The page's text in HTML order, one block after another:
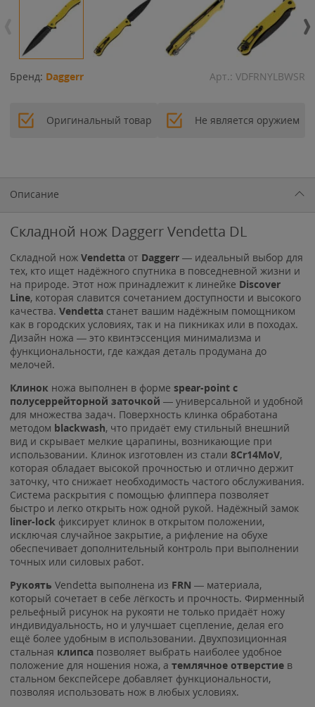
Бренд: Daggerr Арт.: VDFRNYLBWSR
Оригинальный товар Не является оружием
Описание
Складной нож Daggerr Vendetta DL
Складной нож Vendetta от Daggerr — идеальный выбор для
тех, кто ищет надёжного спутника в повседневной жизни и
на природе. Этот нож принадлежит к линейке Discover
Line, которая славится сочетанием доступности и высокого
качества. Vendetta станет вашим надёжным помощником
как в городских условиях, так и на пикниках или в походах.
Дизайн ножа — это квинтэссенция минимализма и
функциональности, где каждая деталь продумана до
мелочей.
Клинок ножа выполнен в форме spear-point с
полусеррейторной заточкой — универсальной и удобной
для множества задач. Поверхность клинка обработана
методом blackwash, что придаёт ему стильный внешний
вид и скрывает мелкие царапины, возникающие при
использовании. Клинок изготовлен из стали 8Cr14MoV,
которая обладает высокой прочностью и отлично держит
заточку, что снижает необходимость частого обслуживания.
Система раскрытия с помощью флиппера позволяет
быстро и легко открыть нож одной рукой. Надёжный замок
liner-lock фиксирует клинок в открытом положении,
исключая случайное закрытие, а рифление на обухе
обеспечивает дополнительный контроль при выполнении
точных или силовых работ.
Рукоять Vendetta выполнена из FRN — материала,
который сочетает в себе лёгкость и прочность. Фирменный
рельефный рисунок на рукояти не только придаёт ножу
индивидуальность, но и улучшает сцепление, делая его
ещё более удобным в использовании. Двухпозиционная
стальная клипса позволяет выбрать наиболее удобное
положение для ношения ножа, а темлячное отверстие в
стальном бекспейсере добавляет функциональности,
позволяя использовать нож в любых условиях.